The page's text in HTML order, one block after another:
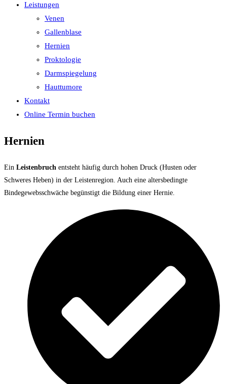
Leistungen
Venen
Gallenblase
Hernien
Proktologie
Darmspiegelung
Hauttumore
Kontakt
Online Termin buchen
Hernien
Ein Leistenbruch entsteht häufig durch hohen Druck (Husten oder
Schweres Heben) in der Leistenregion. Auch eine altersbedingte
Bindegewebsschwäche begünstigt die Bildung einer Hernie.